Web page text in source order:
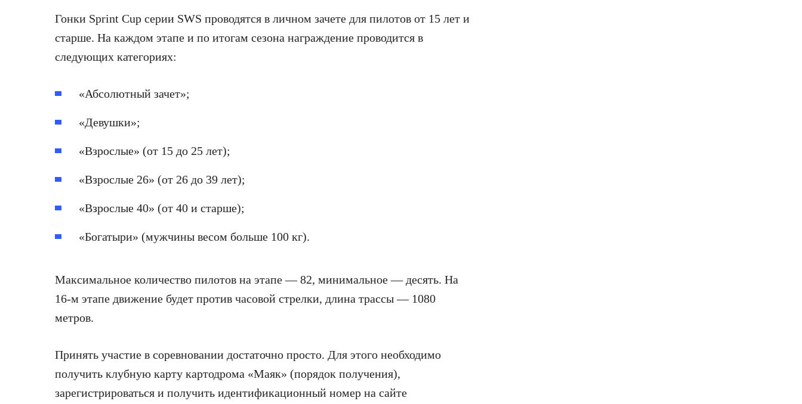
Гонки Sprint Cup серии SWS проводятся в личном зачете для пилотов от 15 лет и
старше. На каждом этапе и по итогам сезона награждение проводится в
следующих категориях:
«Абсолютный зачет»;
«Девушки»;
«Взрослые» (от 15 до 25 лет);
«Взрослые 26» (от 26 до 39 лет);
«Взрослые 40» (от 40 и старше);
«Богатыри» (мужчины весом больше 100 кг).
Максимальное количество пилотов на этапе — 82, минимальное — десять. На
16-м этапе движение будет против часовой стрелки, длина трассы — 1080
метров.
Принять участие в соревновании достаточно просто. Для этого необходимо
получить клубную карту картодрома «Маяк» (порядок получения),
зарегистрироваться и получить идентификационный номер на сайте